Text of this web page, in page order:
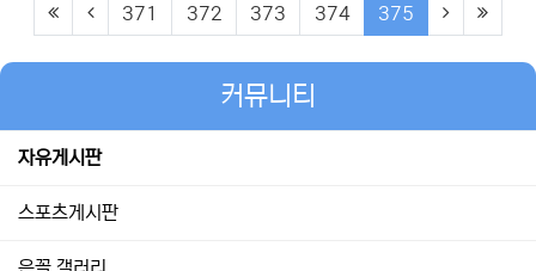
(first)(previous)
371 372 373 374 375 (current)
(next)(last)
커뮤니티
자유게시판
스포츠게시판